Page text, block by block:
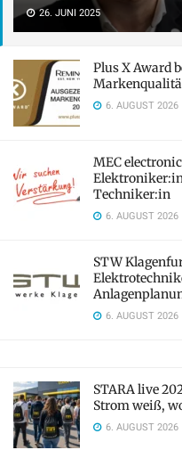
26. JUNI 2025
Plus X Award
6. AUGUST 2026
MEC
Techniker:in
6. AUGUST 2026
STW
6. AUGUST 2026
STARA live
Strom weiß,
6. AUGUST 2026